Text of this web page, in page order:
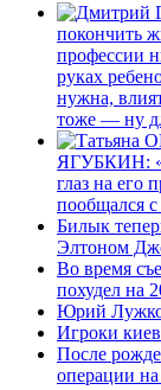
покончить
профессии
руках
нужна,
тоже — ну
ЯГУБКИН:
глаз на его
пообщался
Билык
Элтоном
Во время
похудел на
Юрий
Игроки
После
операции